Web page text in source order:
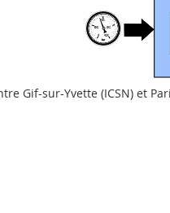
Gif-sur-Yvette (ICSN) et